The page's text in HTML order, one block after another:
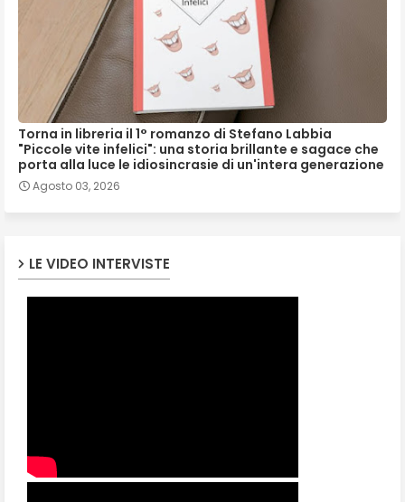
Torna in libreria il 1° romanzo di Stefano Labbia
"Piccole vite infelici": una storia brillante e sagace che
porta alla luce le idiosincrasie di un'intera generazione
Agosto 03, 2026
LE VIDEO INTERVISTE